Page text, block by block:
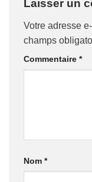
Laisser un
Votre adresse
champs
Commentaire *
Nom *